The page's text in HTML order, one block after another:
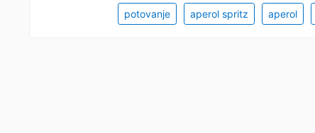
potovanje aperol spritz aperol